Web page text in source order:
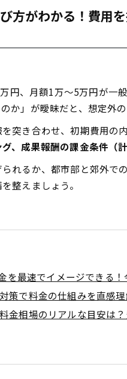
方がわかる！費用
円、月額1万～5万円が
か」が曖昧だと、想定外
突き合わせ、初期費用
、成果報酬の課金条件（
れるか、都市部と郊外
整えましょう。
を最速でイメージできる
策で料金の仕組みを直感
金相場のリアルな目安は
固定型MEO料金のメリット